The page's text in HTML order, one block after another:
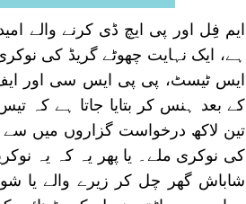
ایم فِل اور پی ایچ ڈی کرنے والے
ہے، ایک نہایت چھوٹے گریڈ کی
ایس ٹیسٹ، پی پی ایس سی اور
کے بعد ہنس کر بتایا جاتا ہے کہ
تین لاکھ درخواست گزاروں میں
کی نوکری ملے۔ یا پھر یہ کہ یہ
شاباش گھر چل کر زیرے والے یا